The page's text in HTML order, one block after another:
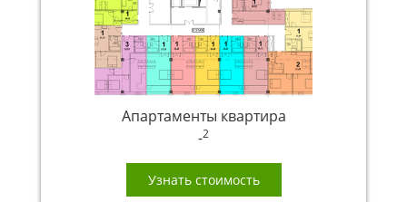
Апартаменты квартира
-2
Узнать стоимость